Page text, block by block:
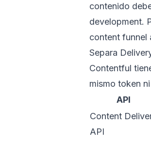
contenido
development.
content funnel
Separa
Contentful
mismo token
API
Content
API